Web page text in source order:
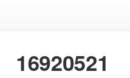
16920521